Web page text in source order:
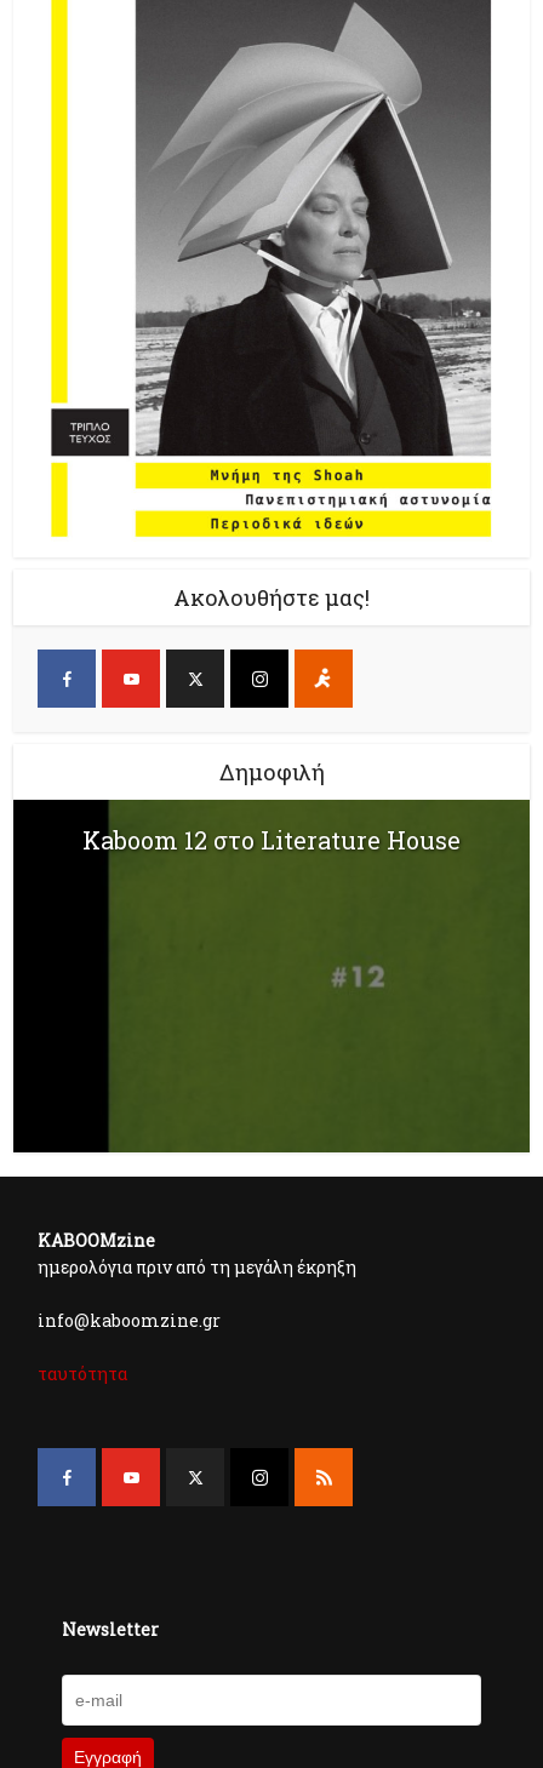
Ακολουθήστε μας!
Δημοφιλή
Kaboom 12 στο Literature House
KABOOMzine
ημερολόγια πριν από τη μεγάλη έκρηξη
info@kaboomzine.gr
ταυτότητα
Newsletter